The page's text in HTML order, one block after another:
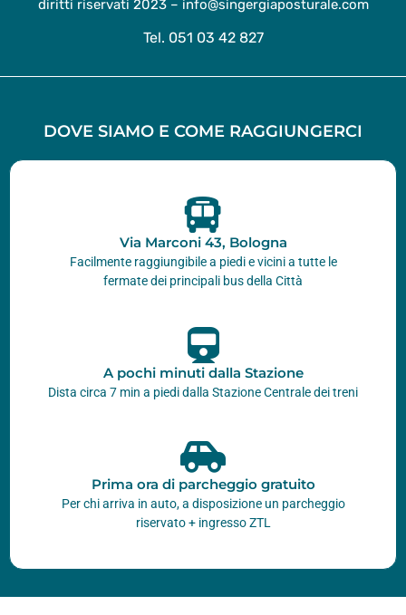
diritti riservati 2023 – info@singergiaposturale.com
Tel. 051 03 42 827
DOVE SIAMO E COME RAGGIUNGERCI
Via Marconi 43, Bologna
Facilmente raggiungibile a piedi e vicini a tutte le
fermate dei principali bus della Città
A pochi minuti dalla Stazione
Dista circa 7 min a piedi dalla Stazione Centrale dei treni
Prima ora di parcheggio gratuito
Per chi arriva in auto, a disposizione un parcheggio
riservato + ingresso ZTL